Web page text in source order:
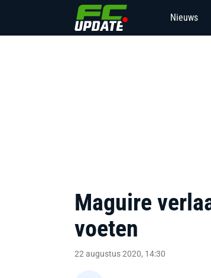
Nieuws
Maguire
voeten
22 augustus 2020, 14:30